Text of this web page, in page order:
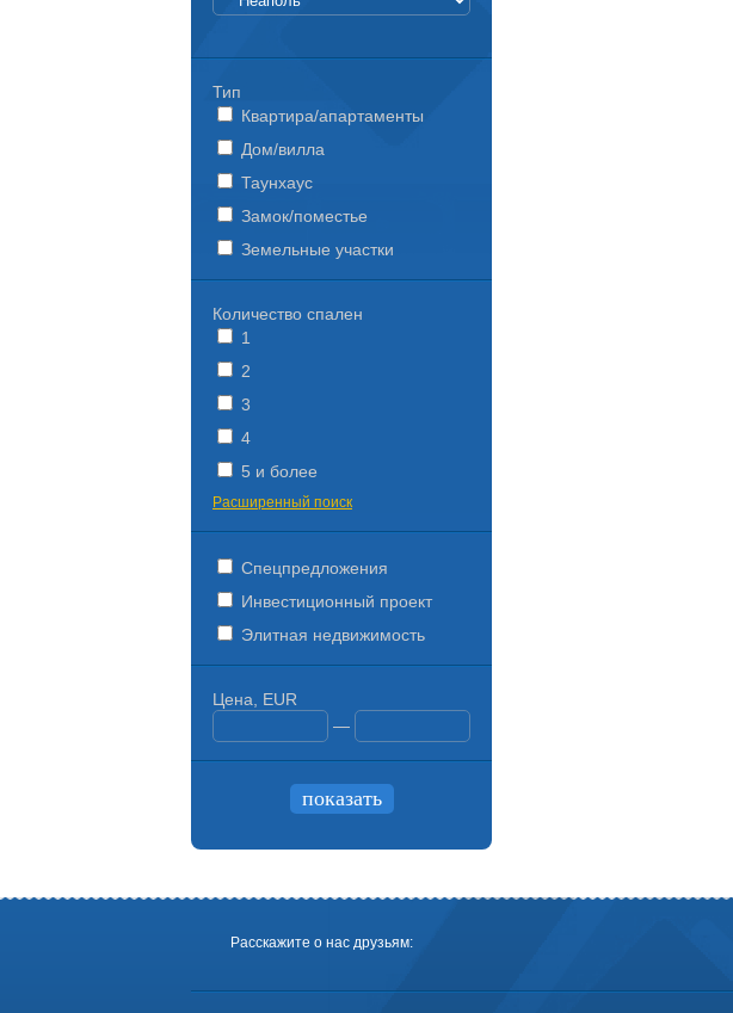
Тип
Квартира/апартаменты
Дом/вилла
Таунхаус
Замок/поместье
Земельные участки
Количество спален
1
2
3
4
5 и более
Расширенный поиск
Спецпредложения
Инвестиционный проект
Элитная недвижимость
Цена, EUR
—
Расскажите о нас друзьям: